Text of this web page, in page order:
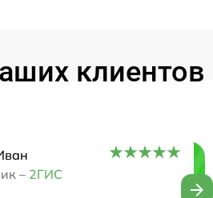
клиентов
– 2ГИС